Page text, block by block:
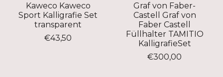
Kaweco Kaweco
Sport Kalligrafie Set
transparent
€43,50
Graf von Faber-
Castell Graf von
Faber Castell
Füllhalter TAMITIO
KalligrafieSet
€300,00